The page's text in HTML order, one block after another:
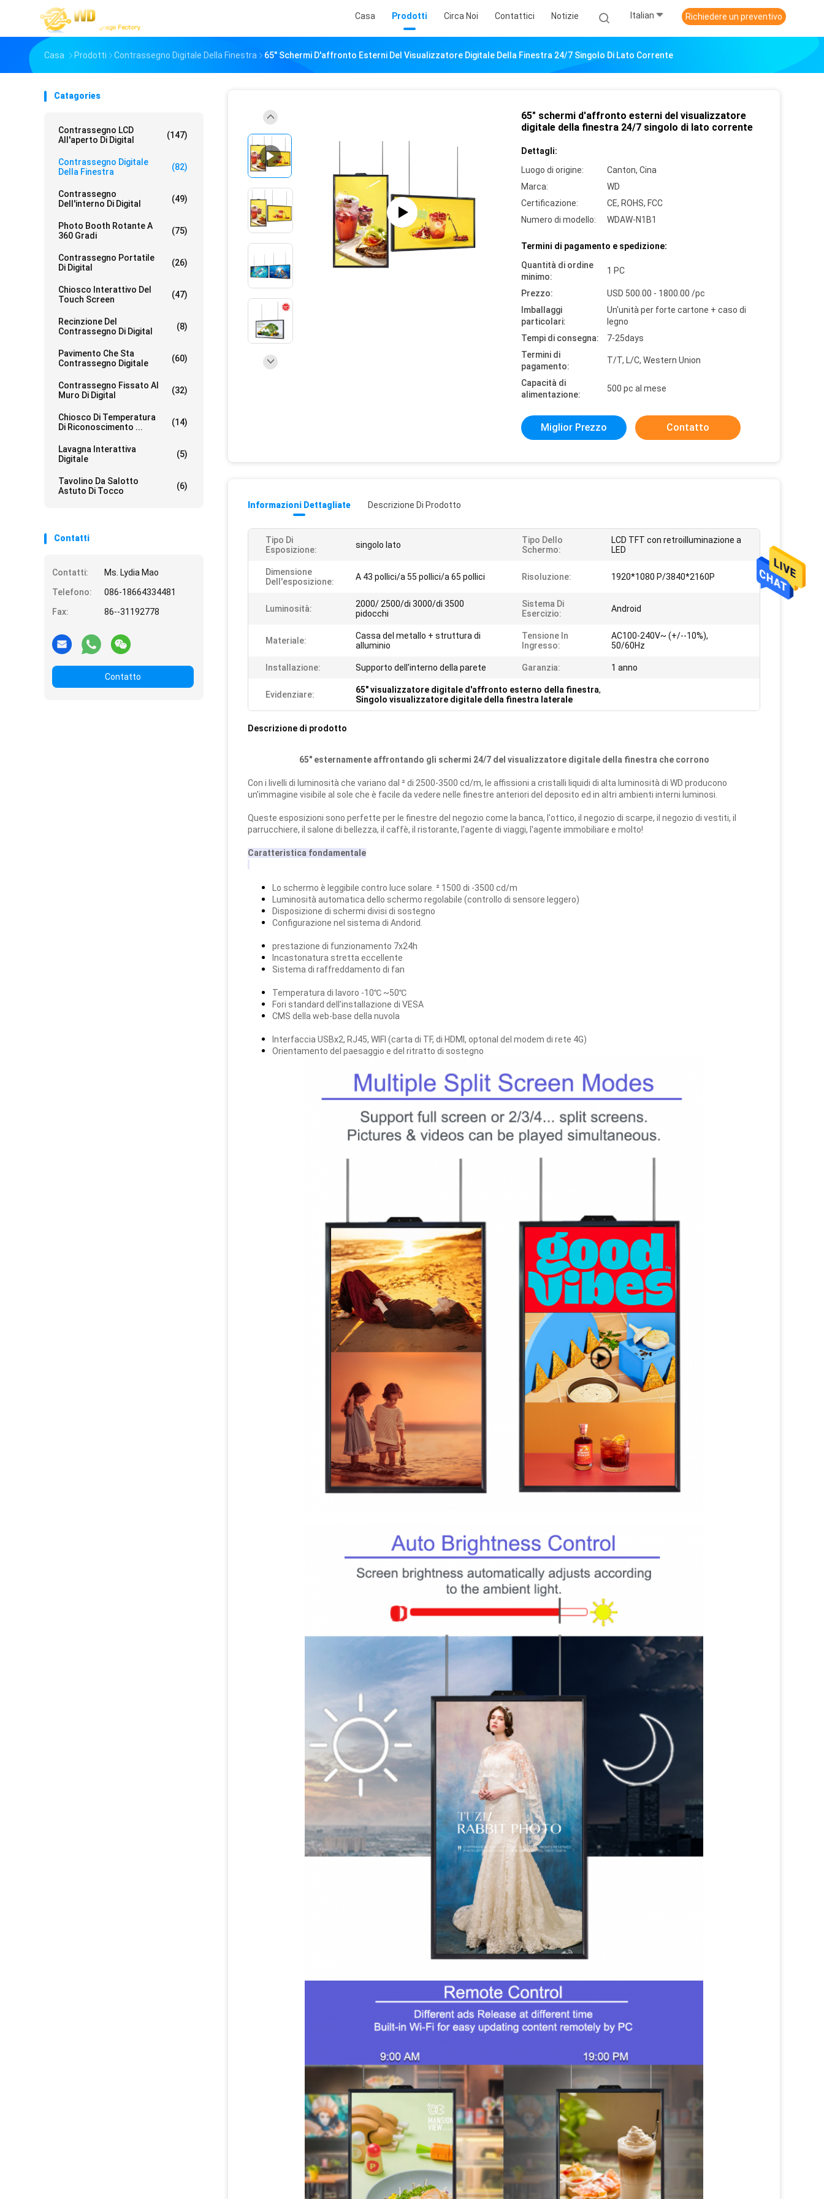
Casa Prodotti Circa Noi Contattici Notizie Italian Richiedere un preventivo
Casa Prodotti Contrassegno Digitale Della Finestra 65" Schermi D'affronto Esterni Del Visualizzatore Digitale Della Finestra 24/7 Singolo Di Lato Corrente
Catagories
Contrassegno LCD
All'aperto Di Digital
(147)
Contrassegno Digitale
Della Finestra
(82)
Contrassegno
Dell'interno Di Digital
(49)
Photo Booth Rotante A
360 Gradi
(75)
Contrassegno Portatile
Di Digital
(26)
Chiosco Interattivo Del
Touch Screen
(47)
Recinzione Del
Contrassegno Di Digital
(8)
Pavimento Che Sta
Contrassegno Digitale
(60)
Contrassegno Fissato Al
Muro Di Digital
(32)
Chiosco Di Temperatura
Di Riconoscimento ...
(14)
Lavagna Interattiva
Digitale
(5)
Tavolino Da Salotto
Astuto Di Tocco
(6)
Contatti
Contatti:
Ms. Lydia Mao
Telefono:
086-18664334481
Fax:
86--31192778
Contatto
65" schermi d'affronto esterni del visualizzatore
digitale della finestra 24/7 singolo di lato corrente
Dettagli:
Luogo di origine:
Canton, Cina
Marca:
WD
Certificazione:
CE, ROHS, FCC
Numero di modello:
WDAW-N1B1
Termini di pagamento e spedizione:
Quantità di ordine
minimo:
1 PC
Prezzo:
USD 500.00 - 1800.00 /pc
Imballaggi
particolari:
Un'unità per forte cartone + caso di
legno
Tempi di consegna:
7-25days
Termini di
pagamento:
T/T, L/C, Western Union
Capacità di
alimentazione:
500 pc al mese
Miglior Prezzo Contatto
Informazioni Dettagliate Descrizione Di Prodotto
Tipo Di
Esposizione:
singolo lato
Tipo Dello
Schermo:
LCD TFT con retroilluminazione a
LED
Dimensione
Dell'esposizione:
A 43 pollici/a 55 pollici/a 65 pollici Risoluzione: 1920*1080 P/3840*2160P
Luminosità:
2000/ 2500/di 3000/di 3500
pidocchi
Sistema Di
Esercizio:
Android
Materiale:
Cassa del metallo + struttura di
alluminio
Tensione In
Ingresso:
AC100-240V~ (+/--10%),
50/60Hz
Installazione: Supporto dell'interno della parete Garanzia: 1 anno
Evidenziare: 65" visualizzatore digitale d'affronto esterno della finestra,
Singolo visualizzatore digitale della finestra laterale
Descrizione di prodotto
65" esternamente affrontando gli schermi 24/7 del visualizzatore digitale della finestra che corrono
Con i livelli di luminosità che variano dal ² di 2500-3500 cd/m, le affissioni a cristalli liquidi di alta luminosità di WD producono
un'immagine visibile al sole che è facile da vedere nelle finestre anteriori del deposito ed in altri ambienti interni luminosi.
Queste esposizioni sono perfette per le finestre del negozio come la banca, l'ottico, il negozio di scarpe, il negozio di vestiti, il
parrucchiere, il salone di bellezza, il caffè, il ristorante, l'agente di viaggi, l'agente immobiliare e molto!
Caratteristica fondamentale
Lo schermo è leggibile contro luce solare. ² 1500 di -3500 cd/m
Luminosità automatica dello schermo regolabile (controllo di sensore leggero)
Disposizione di schermi divisi di sostegno
Configurazione nel sistema di Andorid.
prestazione di funzionamento 7x24h
Incastonatura stretta eccellente
Sistema di raffreddamento di fan
Temperatura di lavoro -10℃ ~50℃
Fori standard dell'installazione di VESA
CMS della web-base della nuvola
Interfaccia USBx2, RJ45, WIFI (carta di TF, di HDMI, optonal del modem di rete 4G)
Orientamento del paesaggio e del ritratto di sostegno